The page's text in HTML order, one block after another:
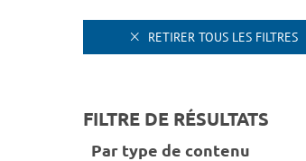
RETIRER TOUS LES FILTRES
FILTRE DE RÉSULTATS
Par type de contenu